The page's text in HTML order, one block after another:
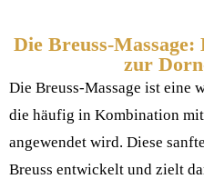
Die Breuss-
zur
Die Breuss-Massage ist eine
die häufig in Kombination
angewendet wird. Diese
Breuss entwickelt und zielt